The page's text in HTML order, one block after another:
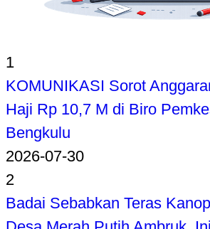
1
KOMUNIKASI Sorot
Haji Rp 10,7 M di Biro
Bengkulu
2026-07-30
2
Badai Sebabkan Teras